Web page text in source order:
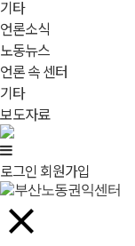
기타
언론소식
노동뉴스
언론 속 센터
기타
보도자료
로그인 회원가입